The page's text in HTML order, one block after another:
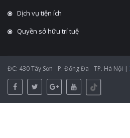
Dịch vụ tiện ích
Quyền sở hữu trí tuệ
ĐC: 430 Tây Sơn - P. Đống Đa - TP. Hà Nội |